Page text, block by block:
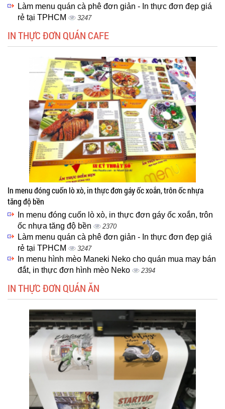
Làm menu quán cà phê đơn giản - In thực đơn đẹp giá
rẻ tại TPHCM
3247
IN THỰC ĐƠN QUÁN CAFE
In menu đóng cuốn lò xò, in thực đơn gáy ốc xoắn, trôn ốc nhựa
tăng độ bền
In menu đóng cuốn lò xò, in thực đơn gáy ốc xoắn, trôn
ốc nhựa tăng độ bền
2370
Làm menu quán cà phê đơn giản - In thực đơn đẹp giá
rẻ tại TPHCM
3247
In menu hình mèo Maneki Neko cho quán mua may bán
đắt, in thực đơn hình mèo Neko
2394
IN THỰC ĐƠN QUÁN ĂN